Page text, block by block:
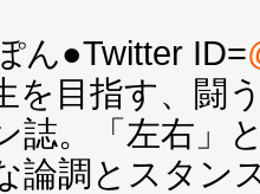
ん●Twitter ID=
を目指す、闘
誌。「左右」
論調とスタン